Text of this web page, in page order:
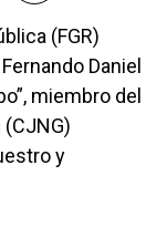
(FGR)
Daniel
miembro del
(CJNG)
y